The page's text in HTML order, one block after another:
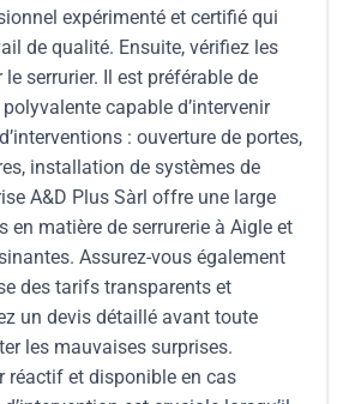
expérimenté et certifié qui
de qualité. Ensuite, vérifiez les
serrurier. Il est préférable de
capable d’intervenir
: ouverture de portes,
installation de systèmes de
A&D Plus Sàrl offre une large
en matière de serrurerie à Aigle et
Assurez-vous également
des tarifs transparents et
un devis détaillé avant toute
les mauvaises surprises.
réactif et disponible en cas